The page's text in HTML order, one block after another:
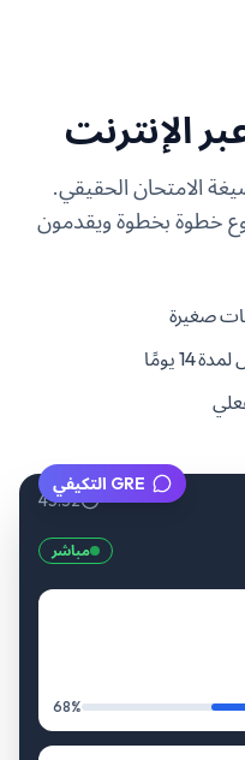
الإنترنت
الامتحان الحقيقي.
خطوة بخطوة ويقدمون
صغيرة
يومًا
GRE التكيفي
45:32
مباشر
68%